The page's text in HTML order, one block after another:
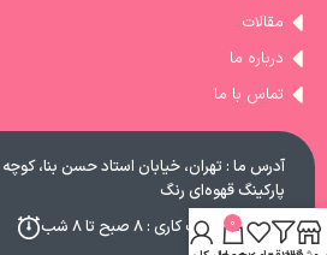
مقالات
درباره ما
تماس با ما
پارکینگ قهوه‌ای رنگ
ساعات کاری : ۸ صبح تا ۸ شب 0